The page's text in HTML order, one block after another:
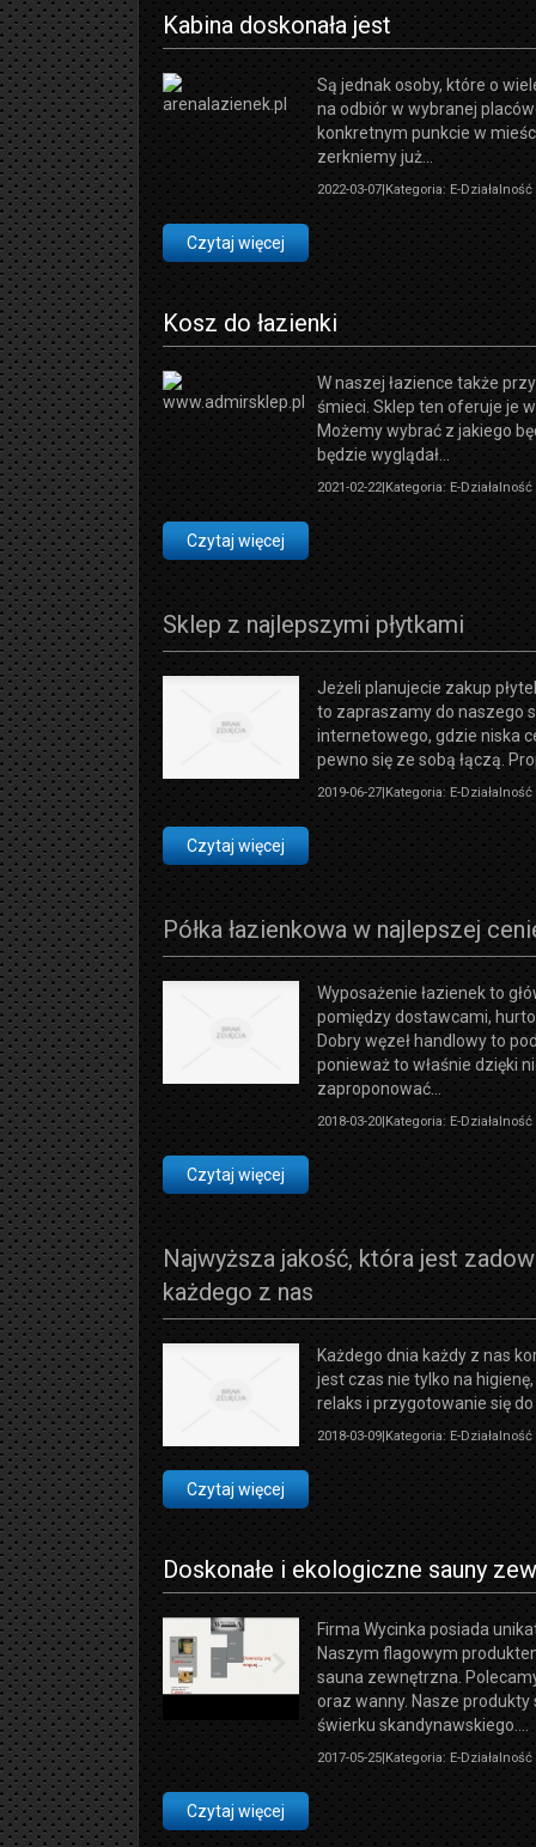
Kabina doskonała jest
Są jednak osoby, które o
na odbiór w wybranej
konkretnym punkcie w
zerkniemy już...
2022-03-07 Kategoria: E-
Czytaj więcej
Kosz do łazienki
W naszej łazience także
śmieci. Sklep ten oferuje je
Możemy wybrać z jakiego
będzie wyglądał...
2021-02-22| Kategoria: E-
Czytaj więcej
Sklep z najlepszymi płytkami
Jeżeli planujecie zakup
to zapraszamy do naszego
internetowego, gdzie niska
pewno się ze sobą łączą.
2019-06-27 Kategoria: E-
Czytaj więcej
Półka łazienkowa w najlepszej
Wyposażenie łazienek to
pomiędzy dostawcami,
Dobry węzeł handlowy to
ponieważ to właśnie dzięki
zaproponować...
2018-03-20 Kategoria: E-
Czytaj więcej
Najwyższa jakość, która jest
każdego z nas
Każdego dnia każdy z nas
jest czas nie tylko na
relaks i przygotowanie się do
2018-03-09 Kategoria: E-
Czytaj więcej
Doskonałe i ekologiczne sauny
Firma Wycinka posiada
Naszym flagowym
sauna zewnętrzna.
oraz wanny. Nasze
świerku skandynawskiego....
2017-05-25 Kategoria: E-
Czytaj więcej